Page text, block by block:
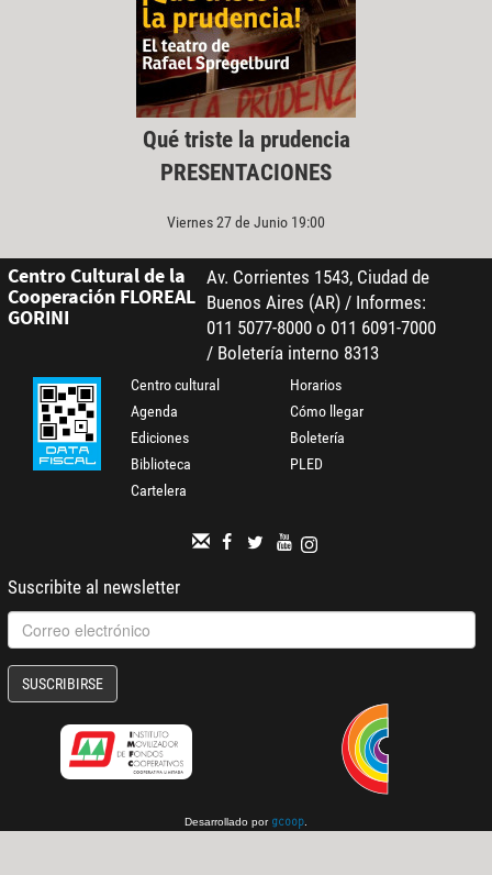
Qué triste la prudencia
PRESENTACIONES
Viernes 27 de Junio 19:00
Centro Cultural de la
Cooperación FLOREAL
GORINI
Av. Corrientes 1543, Ciudad de
Buenos Aires (AR) / Informes:
011 5077-8000 o 011 6091-7000
/ Boletería interno 8313
Centro cultural
Agenda
Ediciones
Biblioteca
Cartelera
Horarios
Cómo llegar
Boletería
PLED
Suscribite al newsletter
SUSCRIBIRSE
Desarrollado por gcoop